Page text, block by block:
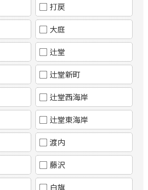
打戻
大庭
辻堂
辻堂新町
辻堂西海岸
辻堂東海岸
渡内
藤沢
白旗